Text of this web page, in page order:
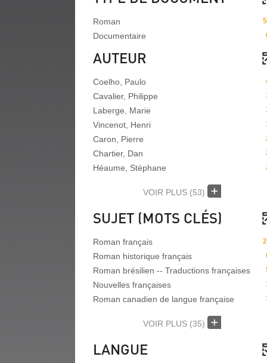
Roman
Documentaire
AUTEUR
Coelho, Paulo
Cavalier, Philippe
Laberge, Marie
Vincenot, Henri
Caron, Pierre
Chartier, Dan
Héaume, Stéphane
VOIR PLUS (53)
SUJET (MOTS CLÉS)
Roman français
Roman historique français
Roman brésilien -- Traductions françaises
Nouvelles françaises
Roman canadien de langue française
VOIR PLUS (35)
LANGUE